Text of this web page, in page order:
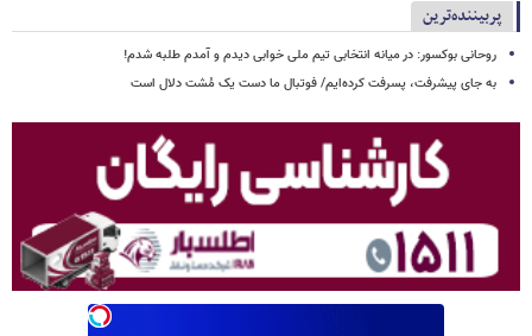
پربیننده‌ترین
روحانی بوکسور: در میانه انتخابی تیم ملی خوابی دیدم و آمدم طلبه شدم!
به جای پیشرفت، پسرفت کرده‌ایم/ فوتبال ما دست یک مُشت دلال است